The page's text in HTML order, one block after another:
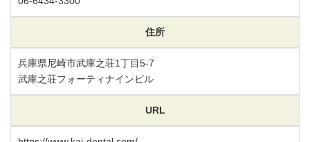
住所
兵庫県尼崎市武庫之荘1丁目5-7
武庫之荘フォーティナインビル
URL